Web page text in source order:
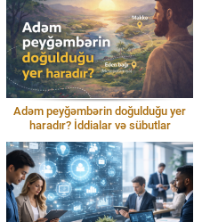
Adəm peyğəmbərin doğulduğu yer
haradır? İddialar və sübutlar